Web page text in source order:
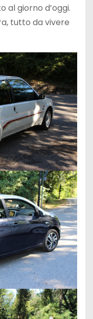
al giorno d’oggi.
tutto da vivere